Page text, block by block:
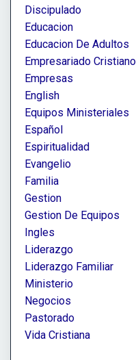
Discipulado
Educacion
Educacion De Adultos
Empresariado Cristiano
Empresas
English
Equipos Ministeriales
Español
Espiritualidad
Evangelio
Familia
Gestion
Gestion De Equipos
Ingles
Liderazgo
Liderazgo Familiar
Ministerio
Negocios
Pastorado
Vida Cristiana